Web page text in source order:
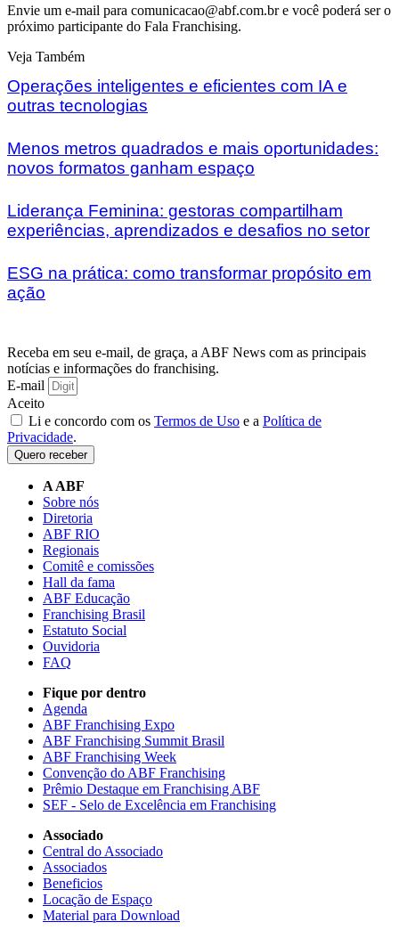
Envie um e-mail para ⁠comunicacao@abf.com.br⁠ e você poderá ser o
próximo participante do Fala Franchising.
Veja Também
Operações inteligentes e eficientes com IA e
outras tecnologias
Menos metros quadrados e mais oportunidades:
novos formatos ganham espaço
Liderança Feminina: gestoras compartilham
experiências, aprendizados e desafios no setor
ESG na prática: como transformar propósito em
ação
Receba em seu e-mail, de graça, a ABF News com as principais
notícias e informações do franchising.
E-mail
Aceito
Li e concordo com os Termos de Uso e a Política de
Privacidade.
Quero receber
A ABF
Sobre nós
Diretoria
ABF RIO
Regionais
Comitê e comissões
Hall da fama
ABF Educação
Franchising Brasil
Estatuto Social
Ouvidoria
FAQ
Fique por dentro
Agenda
ABF Franchising Expo
ABF Franchising Summit Brasil
ABF Franchising Week
Convenção do ABF Franchising
Prêmio Destaque em Franchising ABF
SEF - Selo de Excelência em Franchising
Associado
Central do Associado
Associados
Beneficios
Locação de Espaço
Material para Download